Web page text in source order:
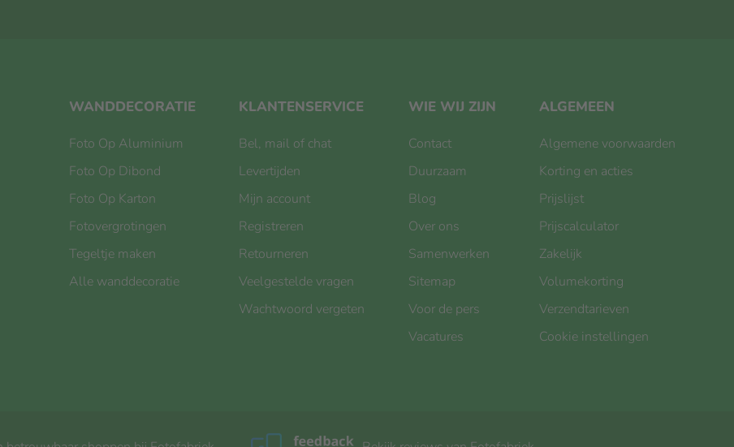
WANDDECORATIE
Foto Op Aluminium
Foto Op Dibond
Foto Op Karton
Fotovergrotingen
Tegeltje maken
Alle wanddecoratie
KLANTENSERVICE
Bel, mail of chat
Levertijden
Mijn account
Registreren
Retourneren
Veelgestelde vragen
Wachtwoord vergeten
WIE WIJ ZIJN
Contact
Duurzaam
Blog
Over ons
Samenwerken
Sitemap
Voor de pers
Vacatures
ALGEMEEN
Algemene voorwaarden
Korting en acties
Prijslijst
Prijscalculator
Zakelijk
Volumekorting
Verzendtarieven
Cookie instellingen